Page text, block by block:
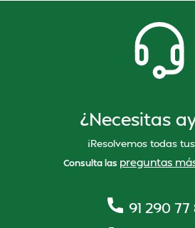
¿Necesitas
¡Resolvemos todas
Consulta las preguntas
91 290